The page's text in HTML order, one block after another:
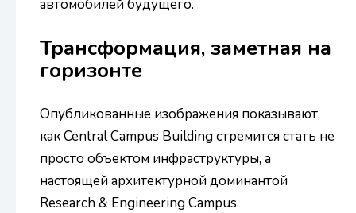
автомобилей будущего.
Трансформация, заметная на
горизонте
Опубликованные изображения показывают,
как Central Campus Building стремится стать не
просто объектом инфраструктуры, а
настоящей архитектурной доминантой
Research & Engineering Campus.